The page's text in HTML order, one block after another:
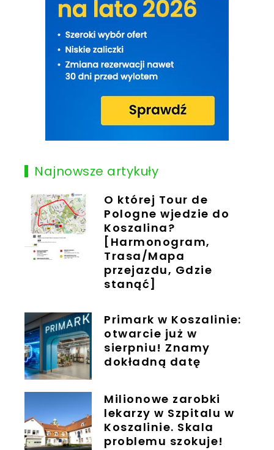
Najnowsze artykuły
O której Tour de
Pologne wjedzie do
Koszalina?
[Harmonogram,
Trasa/Mapa
przejazdu, Gdzie
stanąć]
Primark w Koszalinie:
otwarcie już w
sierpniu! Znamy
dokładną datę
Milionowe zarobki
lekarzy w Szpitalu w
Koszalinie. Skala
problemu szokuje!